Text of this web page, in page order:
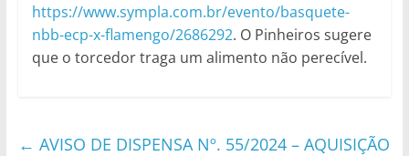
https://www.sympla.com.br/evento/basquete-
nbb-ecp-x-flamengo/2686292. O Pinheiros sugere
que o torcedor traga um alimento não perecível.
← AVISO DE DISPENSA Nº. 55/2024 – AQUISIÇÃO